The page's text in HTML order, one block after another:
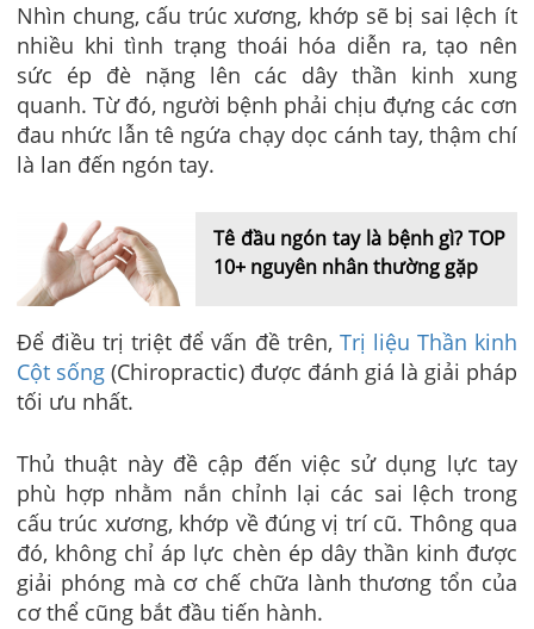
Nhìn chung, cấu trúc xương, khớp sẽ bị sai lệch ít
nhiều khi tình trạng thoái hóa diễn ra, tạo nên
sức ép đè nặng lên các dây thần kinh xung
quanh. Từ đó, người bệnh phải chịu đựng các cơn
đau nhức lẫn tê ngứa chạy dọc cánh tay, thậm chí
là lan đến ngón tay.
Tê đầu ngón tay là bệnh gì? TOP
10+ nguyên nhân thường gặp
Để điều trị triệt để vấn đề trên, Trị liệu Thần kinh
Cột sống (Chiropractic) được đánh giá là giải pháp
tối ưu nhất.
Thủ thuật này đề cập đến việc sử dụng lực tay
phù hợp nhằm nắn chỉnh lại các sai lệch trong
cấu trúc xương, khớp về đúng vị trí cũ. Thông qua
đó, không chỉ áp lực chèn ép dây thần kinh được
giải phóng mà cơ chế chữa lành thương tổn của
cơ thể cũng bắt đầu tiến hành.